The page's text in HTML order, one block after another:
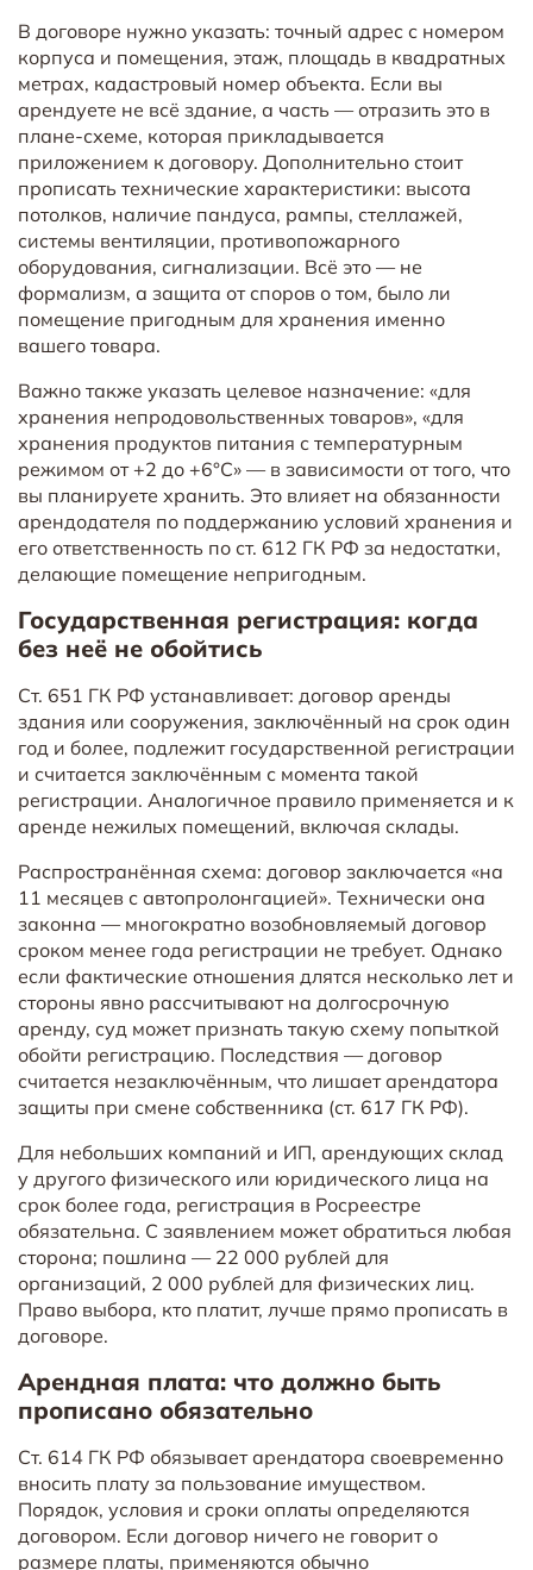
В договоре нужно указать: точный адрес с номером
корпуса и помещения, этаж, площадь в квадратных
метрах, кадастровый номер объекта. Если вы
арендуете не всё здание, а часть — отразить это в
плане-схеме, которая прикладывается
приложением к договору. Дополнительно стоит
прописать технические характеристики: высота
потолков, наличие пандуса, рампы, стеллажей,
системы вентиляции, противопожарного
оборудования, сигнализации. Всё это — не
формализм, а защита от споров о том, было ли
помещение пригодным для хранения именно
вашего товара.
Важно также указать целевое назначение: «для
хранения непродовольственных товаров», «для
хранения продуктов питания с температурным
режимом от +2 до +6°C» — в зависимости от того, что
вы планируете хранить. Это влияет на обязанности
арендодателя по поддержанию условий хранения и
его ответственность по ст. 612 ГК РФ за недостатки,
делающие помещение непригодным.
Государственная регистрация: когда
без неё не обойтись
Ст. 651 ГК РФ устанавливает: договор аренды
здания или сооружения, заключённый на срок один
год и более, подлежит государственной регистрации
и считается заключённым с момента такой
регистрации. Аналогичное правило применяется и к
аренде нежилых помещений, включая склады.
Распространённая схема: договор заключается «на
11 месяцев с автопролонгацией». Технически она
законна — многократно возобновляемый договор
сроком менее года регистрации не требует. Однако
если фактические отношения длятся несколько лет и
стороны явно рассчитывают на долгосрочную
аренду, суд может признать такую схему попыткой
обойти регистрацию. Последствия — договор
считается незаключённым, что лишает арендатора
защиты при смене собственника (ст. 617 ГК РФ).
Для небольших компаний и ИП, арендующих склад
у другого физического или юридического лица на
срок более года, регистрация в Росреестре
обязательна. С заявлением может обратиться любая
сторона; пошлина — 22 000 рублей для
организаций, 2 000 рублей для физических лиц.
Право выбора, кто платит, лучше прямо прописать в
договоре.
Арендная плата: что должно быть
прописано обязательно
Ст. 614 ГК РФ обязывает арендатора своевременно
вносить плату за пользование имуществом.
Порядок, условия и сроки оплаты определяются
договором. Если договор ничего не говорит о
размере платы, применяются обычно